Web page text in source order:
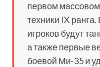
первом
техники IX
игроков будут
а также первые
боевой Ми-35 и